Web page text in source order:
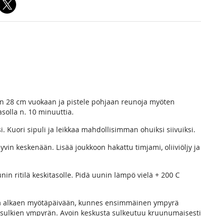
cm vuokaan ja pistele pohjaan reunoja myöten
n. 10 minuuttia.
Kuori sipuli ja leikkaa mahdollisimman ohuiksi siivuiksi.
keskenään. Lisää joukkoon hakattu timjami, oliiviöljy ja
ritilä keskitasolle. Pidä uunin lämpö vielä + 200 C
myötäpäivään, kunnes ensimmäinen ympyrä
ympyrän. Avoin keskusta sulkeutuu kruunumaisesti